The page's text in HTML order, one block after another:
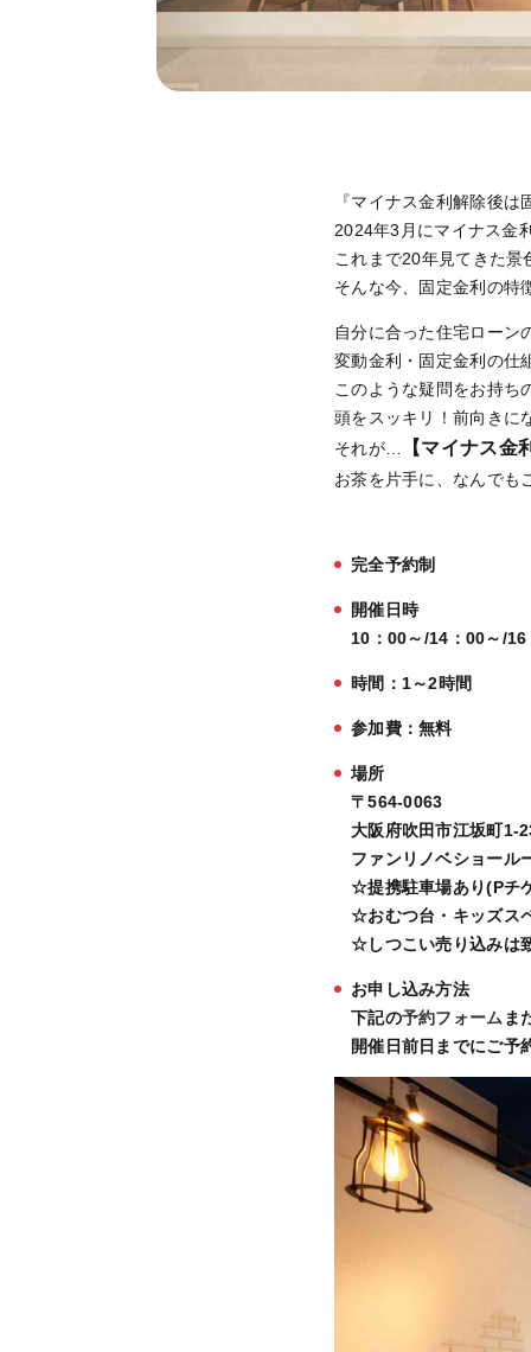
『マイナス金利解除後
2024年3月にマイナス金
これまで20年見てきた
そんな今、固定金利の特
自分に合った住宅ローン
変動金利・固定金利の仕
このような疑問をお持ち
頭をスッキリ！前向きに
それが…
【マイナス
お茶を片手に、なんでも
完全予約制
開催日時
10：00～/14：00～/
時間：1～2時間
参加費：無料
場所
〒564-0063
大阪府吹田市江坂町1-
ファンリノベショール
☆提携駐車場あり(Pチ
☆おむつ台・キッズス
☆しつこい売り込みは
お申し込み方法
下記の予約フォーム ま
開催日前日までにご予